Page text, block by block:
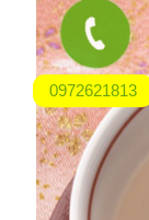
0972621813